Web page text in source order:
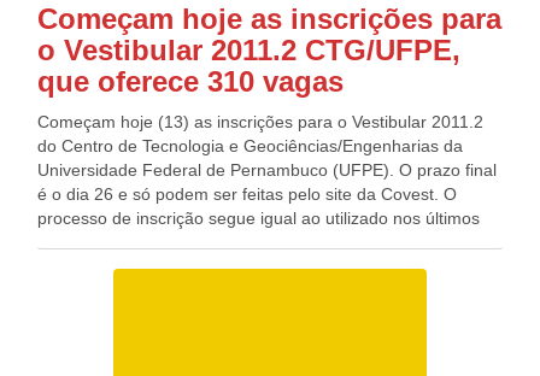
Começam hoje as inscrições para
o Vestibular 2011.2 CTG/UFPE,
que oferece 310 vagas
Começam hoje (13) as inscrições para o Vestibular 2011.2
do Centro de Tecnologia e Geociências/Engenharias da
Universidade Federal de Pernambuco (UFPE). O prazo final
é o dia 26 e só podem ser feitas pelo site da Covest. O
processo de inscrição segue igual ao utilizado nos últimos
eletrônico e imprimir uma Guia de Recolhimento da União